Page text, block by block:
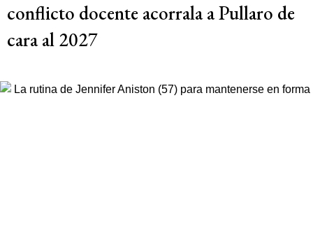
conflicto docente acorrala a Pullaro de
cara al 2027